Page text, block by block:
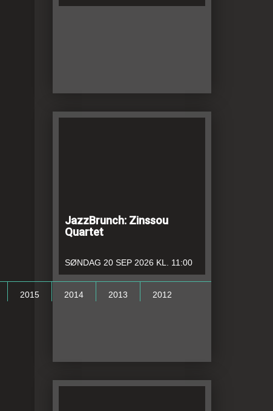
2015 2014 2013
2012
JazzBrunch: Zinssou
Quartet
SØNDAG 20 SEP 2026 KL. 11:00